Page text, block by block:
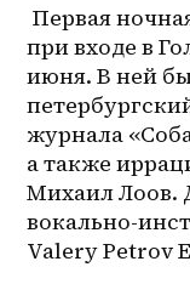
Первая
при входе в
июня. В ней
журнала
а также
Михаил Лоов.
вокально-
Valery Petrov